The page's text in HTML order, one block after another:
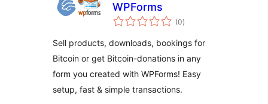
WPForms
(0puntuacions
totals
)
Sell products, downloads, bookings for
Bitcoin or get Bitcoin-donations in any
form you created with WPForms! Easy
setup, fast & simple transactions.